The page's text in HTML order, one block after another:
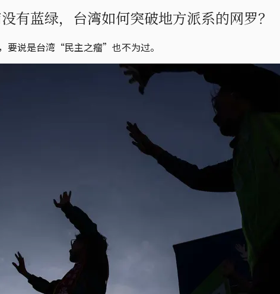
有蓝绿，台湾如何突破地方派系的网罗？
要说是台湾“民主之瘤”也不为过。